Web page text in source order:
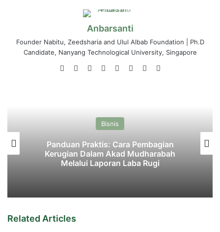
Anbarsanti
Founder Nabitu, Zeedsharia and Ulul Albab Foundation | Ph.D
Candidate, Nanyang Technological University, Singapore
WebsiteFacebook
X LinkedInYouTubeInstagram
Medium
Bisnis
Panduan Praktis: Cara Pembagian
Kerugian Dalam Akad Mudharabah
Melalui Laporan Laba Rugi
Related Articles